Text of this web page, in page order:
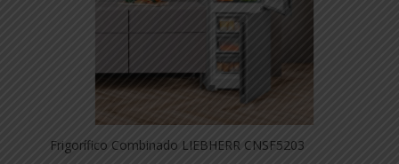
Frigorífico Combinado LIEBHERR CNSF5203